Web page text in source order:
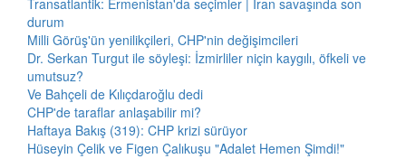
Transatlantik: Ermenistan'da seçimler | İran savaşında son
durum
Milli Görüş'ün yenilikçileri, CHP'nin değişimcileri
Dr. Serkan Turgut ile söyleşi: İzmirliler niçin kaygılı, öfkeli ve
umutsuz?
Ve Bahçeli de Kılıçdaroğlu dedi
CHP'de taraflar anlaşabilir mi?
Haftaya Bakış (319): CHP krizi sürüyor
Hüseyin Çelik ve Figen Çalıkuşu "Adalet Hemen Şimdi!"